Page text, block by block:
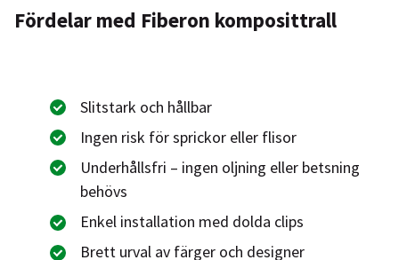
Fördelar med Fiberon komposittrall
Slitstark och hållbar
Ingen risk för sprickor eller flisor
Underhållsfri – ingen oljning eller betsning
behövs
Enkel installation med dolda clips
Brett urval av färger och designer